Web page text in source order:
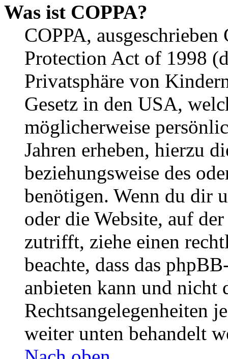
Was ist COPPA?
COPPA,
Protection Act of 1998
Privatsphäre von
Gesetz in den USA,
möglicherweise
Jahren erheben, hierzu
beziehungsweise des
benötigen. Wenn du dir
oder die Website, auf
zutrifft, ziehe einen
beachte, dass das
anbieten kann und nicht
Rechtsangelegenheiten
weiter unten behandelt